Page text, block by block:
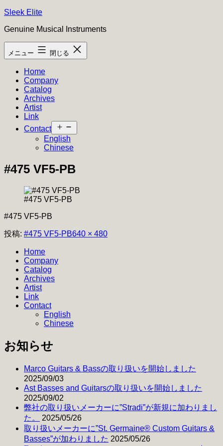
コ
テ
ン
ツ
Sleek Elite
Genuine Musical Instruments
メニュー 閉じる
Home
Company
Catalog
Archives
Artist
Link
Contact
ニ
ー
開
English
Chinese
#475 VF5-PB
#475 VF5-PB
#475 VF5-PB
投稿: #475 VF5-PBフ
640 × 480
Home
Company
Catalog
Archives
Artist
Link
Contact
English
Chinese
お知らせ
Marco Guitars & Bassの取り扱いを開始しました
2025/09/03
Ast Basses and Guitarsの取り扱いを開始しました
2025/09/02
弊社の取り扱いメーカーに”Stradi”が新規に加わりまし
た。
2025/05/26
取り扱いメーカーに”St. Germaine® Custom Guitars &
Basses”が加わりました 2025/05/26